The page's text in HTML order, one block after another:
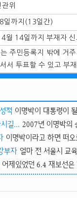
위
일까지(13일간)
월 14일까지 부재자
주민등록지 밖에 거
서 투표할 수 있고 부
적 이명박이 대통령이
길... 2007년 이명박의
이명박이라고 하면 떠
부자 얼마 전 서울시 교
어제있었던 6.4 재보선